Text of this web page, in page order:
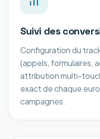
Suivi des
Configuration du
(appels, formulaires,
attribution multi-
exact de chaque
campagnes.